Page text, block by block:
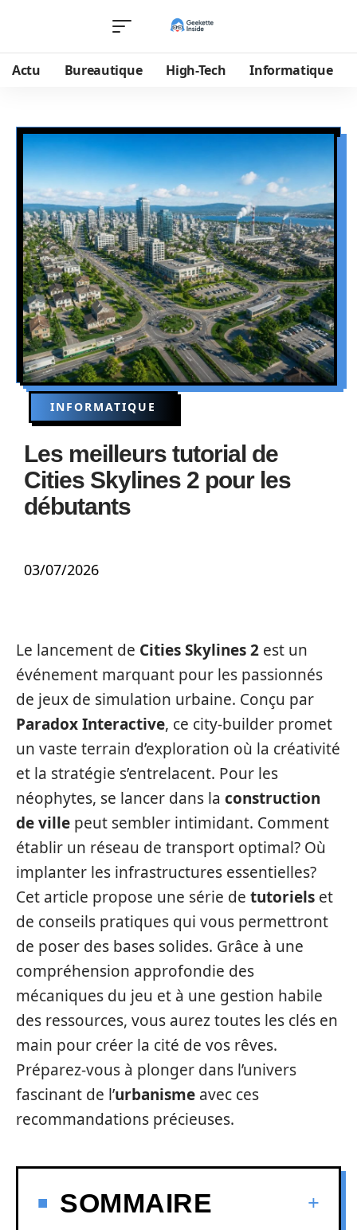
Actu Bureautique High-Tech Informatique
INFORMATIQUE
Les meilleurs tutorial de
Cities Skylines 2 pour les
débutants
03/07/2026
Le lancement de Cities Skylines 2 est un
événement marquant pour les passionnés
de jeux de simulation urbaine. Conçu par
Paradox Interactive, ce city-builder promet
un vaste terrain d’exploration où la créativité
et la stratégie s’entrelacent. Pour les
néophytes, se lancer dans la construction
de ville peut sembler intimidant. Comment
établir un réseau de transport optimal? Où
implanter les infrastructures essentielles?
Cet article propose une série de tutoriels et
de conseils pratiques qui vous permettront
de poser des bases solides. Grâce à une
compréhension approfondie des
mécaniques du jeu et à une gestion habile
des ressources, vous aurez toutes les clés en
main pour créer la cité de vos rêves.
Préparez-vous à plonger dans l’univers
fascinant de l’urbanisme avec ces
recommandations précieuses.
SOMMAIRE